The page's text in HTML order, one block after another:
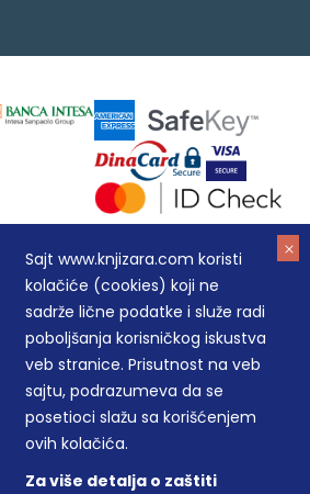
Sajt www.knjizara.com koristi
kolačiće (cookies) koji ne
sadrže lične podatke i služe radi
poboljšanja korisničkog iskustva
veb stranice. Prisutnost na veb
sajtu, podrazumeva da se
posetioci slažu sa korišćenjem
ovih kolačića.
Za više detalja o zaštiti
- MAKART DOO BEOGRAD
PIB: 105184104, MB: 20337524
su u dinarima. PDV je uračunat u
što precizniji u opisu proizvoda,
ali ne možemo garantovati da su sve
grešaka. Svi artikli prikazani na sajtu su
da su dostupni u svakom